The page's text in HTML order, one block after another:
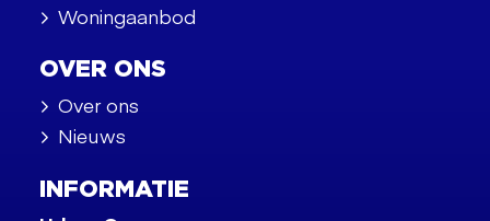
Woningaanbod
OVER ONS
Over ons
Nieuws
INFORMATIE